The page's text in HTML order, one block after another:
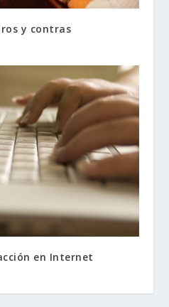
y contras
en Internet